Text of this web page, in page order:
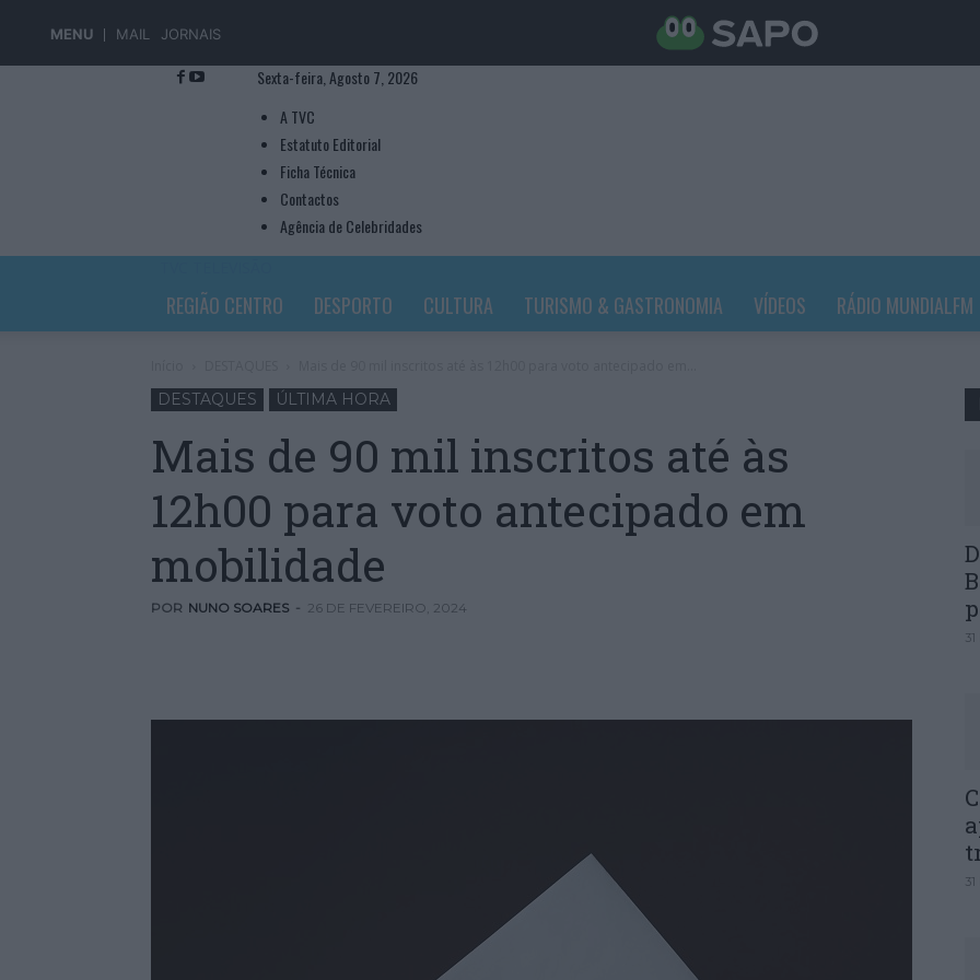
MENU MAIL JORNAIS
Sexta-feira, Agosto 7, 2026
A TVC
Estatuto Editorial
Ficha Técnica
Contactos
Agência de Celebridades
REGIÃO CENTRO DESPORTO CULTURA TURISMO & GASTRONOMIA VÍDEOS RÁDIO MUNDIALFM
DESTAQUES ÚLTIMA HORA
Mais de 90 mil inscritos até às
12h00 para voto antecipado em
mobilidade
POR NUNO SOARES - 26 DE FEVEREIRO, 2024